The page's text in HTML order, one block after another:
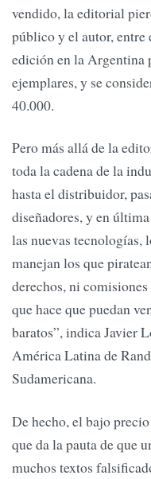
vendido, la editorial
público y el autor,
edición en la Argentina
ejemplares, y se
40.000.
Pero más allá de la
toda la cadena de la
hasta el distribuidor,
diseñadores, y en
las nuevas tecnologías,
manejan los que
derechos, ni
que hace que puedan
baratos”, indica Javier
América Latina de
Sudamericana.
De hecho, el bajo
que da la pauta de que
muchos textos